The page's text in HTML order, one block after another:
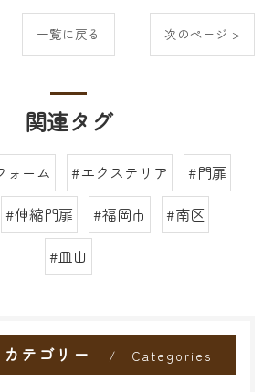
一覧に戻る 次のページ >
関連タグ
ォーム #エクステリア
#門扉
#伸縮門扉 #福岡市
#南区
#皿山
カテゴリー Categories